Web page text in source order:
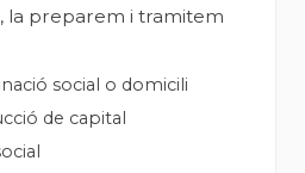
la preparem i tramitem
social o domicili
de capital